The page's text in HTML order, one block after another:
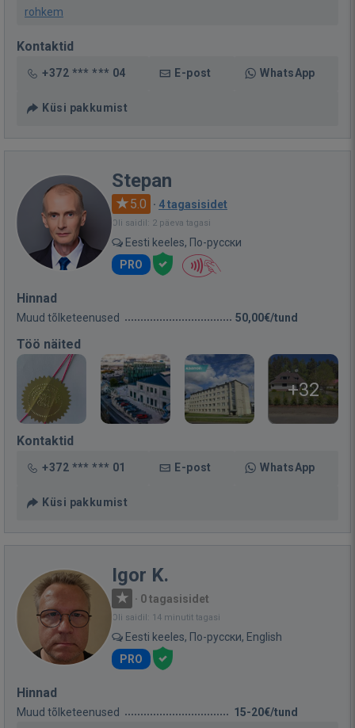
rohkem
Kontaktid
+372 *** *** 04 E-post WhatsApp
Küsi pakkumist
Stepan
5.0 · 4 tagasisidet
Oli saidil: 2 päeva tagasi
Eesti keeles, По-русски
PRO
Hinnad
Muud tõlketeenused 50,00€/tund
Töö näited
+32
Kontaktid
+372 *** *** 01 E-post WhatsApp
Küsi pakkumist
Igor K.
· 0 tagasisidet
Oli saidil: 14 minutit tagasi
Eesti keeles, По-русски, English
PRO
Hinnad
Muud tõlketeenused
15-20€/tund